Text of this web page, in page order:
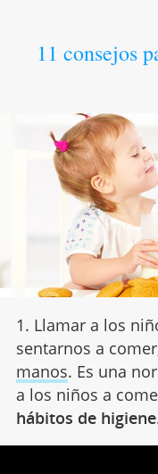
11 consejos
1. Llamar a los
sentarnos a
manos. Es una
a los niños a
hábitos de higiene